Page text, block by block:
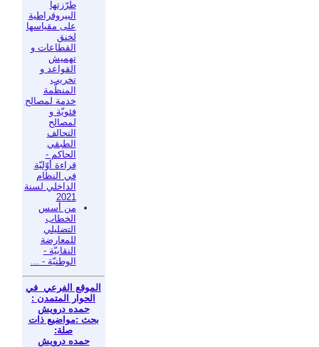
طرّزتها
البيروقراطية
على مقياسها
لخنق
القطاعات و
تهميش
القواعد و
تخريب
المنظّمة
خدمة لمصالح
فئويّة و
لمصالح
التحالف
الطبقي
الحاكم -
قراءة أوّليّة
في النظام
الداخلي لسنة
2021
من أسس
الخطاب
التضليلي
للمعارضة
النقابيّة -
الوطنيّة - ...
الموقع الفرعي في
الحوار المتمدن :
حمده درويش
بحث :مواضيع ذات
صلة:
حمده درويش